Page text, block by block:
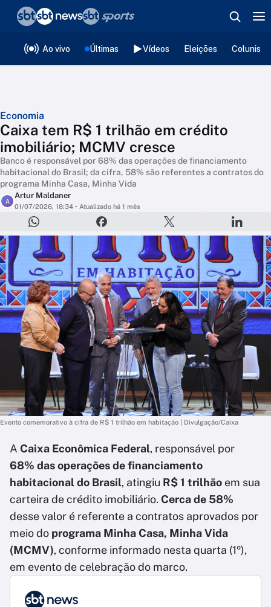
Ao vivo Últimas Vídeos Eleições
Economia
Caixa tem R$ 1 trilhão em crédito
imobiliário; MCMV cresce
Banco é responsável por 68% das operações de financiamento
habitacional do Brasil; da cifra, 58% são referentes a contratos do
programa Minha Casa, Minha Vida
A
Artur Maldaner
01/07/2026, 18:34 • Atualizado há 1 mês
Evento comemorativo à cifra de R$ 1 trilhão em habitação | Divulgação/Caixa
A Caixa Econômica Federal, responsável por
68% das operações de financiamento
habitacional do Brasil, atingiu R$ 1 trilhão em sua
carteira de crédito imobiliário. Cerca de 58%
desse valor é referente a contratos aprovados por
meio do programa Minha Casa, Minha Vida
(MCMV), conforme informado nesta quarta (1º),
em evento de celebração do marco.
❮voltar
Editorias